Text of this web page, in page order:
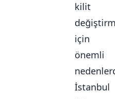
kilit
için
önemli
İstanbul